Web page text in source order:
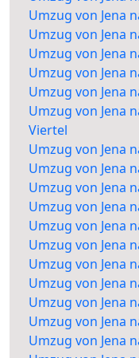
Umzug von Jena
Umzug von Jena
Umzug von Jena
Umzug von Jena
Umzug von Jena
Umzug von Jena
Viertel
Umzug von Jena
Umzug von Jena
Umzug von Jena
Umzug von Jena
Umzug von Jena
Umzug von Jena
Umzug von Jena
Umzug von Jena
Umzug von Jena
Umzug von Jena
Umzug von Jena